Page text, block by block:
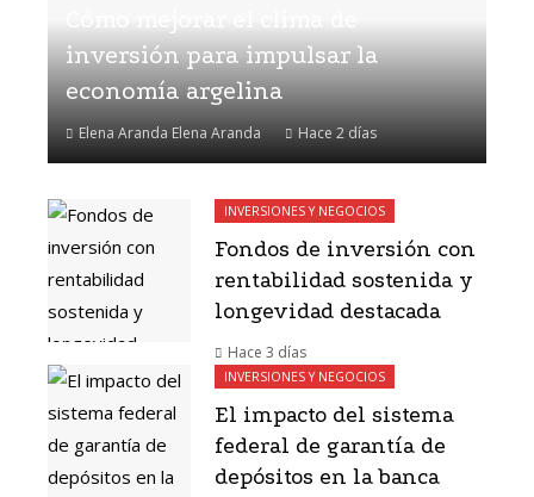
inversión para impulsar la
economía argelina
Elena Aranda Elena Aranda Hace 2 días
INVERSIONES Y NEGOCIOS
Fondos de inversión con
rentabilidad sostenida y
longevidad destacada
Hace 3 días
INVERSIONES Y NEGOCIOS
El impacto del sistema
federal de garantía de
depósitos en la banca